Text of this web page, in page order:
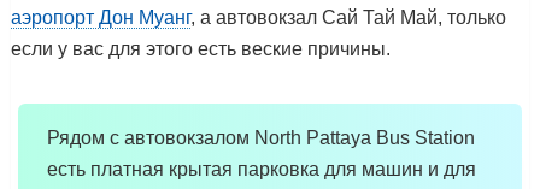
аэропорт Дон Муанг, а автовокзал Сай Тай Май, только
если у вас для этого есть веские причины.
Рядом с автовокзалом North Pattaya Bus Station
есть платная крытая парковка для машин и для